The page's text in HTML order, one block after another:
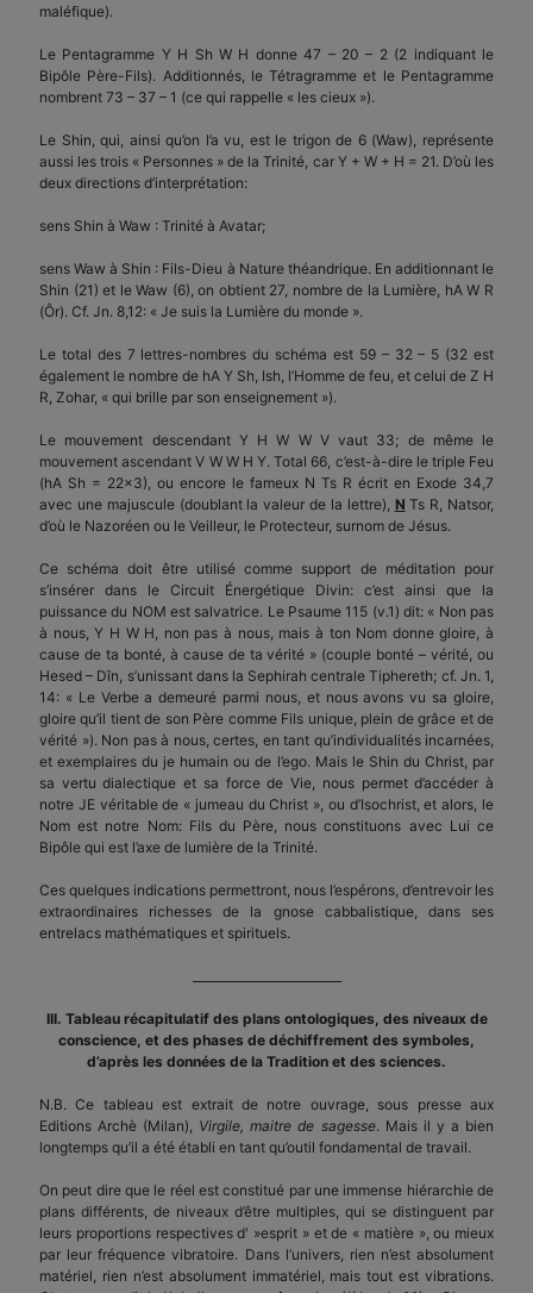
maléfique).
Le Pentagramme Y H Sh W H donne 47 – 20 – 2 (2 indiquant le
Bipôle Père-Fils). Additionnés, le Tétragramme et le Pentagramme
nombrent 73 – 37 – 1 (ce qui rappelle « les cieux »).
Le Shin, qui, ainsi qu’on l’a vu, est le trigon de 6 (Waw), représente
aussi les trois « Personnes » de la Trinité, car Y + W + H = 21. D’où les
deux directions d’interprétation:
sens Shin à Waw : Trinité à Avatar;
sens Waw à Shin : Fils-Dieu à Nature théandrique. En additionnant le
Shin (21) et le Waw (6), on obtient 27, nombre de la Lumière, hA W R
(Ôr). Cf. Jn. 8,12: « Je suis la Lumière du monde ».
Le total des 7 lettres-nombres du schéma est 59 – 32 – 5 (32 est
également le nombre de hA Y Sh, Ish, l’Homme de feu, et celui de Z H
R, Zohar, « qui brille par son enseignement »).
Le mouvement descendant Y H W W V vaut 33; de même le
mouvement ascendant V W W H Y. Total 66, c’est-à-dire le triple Feu
(hA Sh = 22×3), ou encore le fameux N Ts R écrit en Exode 34,7
avec une majuscule (doublant la valeur de la lettre), N Ts R, Natsor,
d’où le Nazoréen ou le Veilleur, le Protecteur, surnom de Jésus.
Ce schéma doit être utilisé comme support de méditation pour
s’insérer dans le Circuit Énergétique Divin: c’est ainsi que la
puissance du NOM est salvatrice. Le Psaume 115 (v.1) dit: « Non pas
à nous, Y H W H, non pas à nous, mais à ton Nom donne gloire, à
cause de ta bonté, à cause de ta vérité » (couple bonté – vérité, ou
Hesed – Dîn, s’unissant dans la Sephirah centrale Tiphereth; cf. Jn. 1,
14: « Le Verbe a demeuré parmi nous, et nous avons vu sa gloire,
gloire qu’il tient de son Père comme Fils unique, plein de grâce et de
vérité »). Non pas à nous, certes, en tant qu’individualités incarnées,
et exemplaires du je humain ou de l’ego. Mais le Shin du Christ, par
sa vertu dialectique et sa force de Vie, nous permet d’accéder à
notre JE véritable de « jumeau du Christ », ou d’Isochrist, et alors, le
Nom est notre Nom: Fils du Père, nous constituons avec Lui ce
Bipôle qui est l’axe de lumière de la Trinité.
Ces quelques indications permettront, nous l’espérons, d’entrevoir les
extraordinaires richesses de la gnose cabbalistique, dans ses
entrelacs mathématiques et spirituels.
III. Tableau récapitulatif des plans ontologiques, des niveaux de
conscience, et des phases de déchiffrement des symboles,
d’après les données de la Tradition et des sciences.
N.B. Ce tableau est extrait de notre ouvrage, sous presse aux
Editions Archè (Milan), Virgile, maitre de sagesse. Mais il y a bien
longtemps qu’il a été établi en tant qu’outil fondamental de travail.
On peut dire que le réel est constitué par une immense hiérarchie de
plans différents, de niveaux d’être multiples, qui se distinguent par
leurs proportions respectives d' »esprit » et de « matière », ou mieux
par leur fréquence vibratoire. Dans l’univers, rien n’est absolument
matériel, rien n’est absolument immatériel, mais tout est vibrations.